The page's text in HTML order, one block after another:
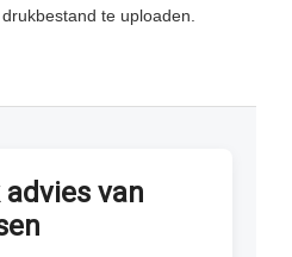
te uploaden.
van